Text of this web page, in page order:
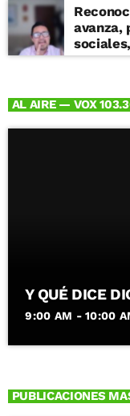
avanza,
AL AIRE — VOX
Y QUÉ DICE
9:00 AM - 10:00
PUBLICACIONES